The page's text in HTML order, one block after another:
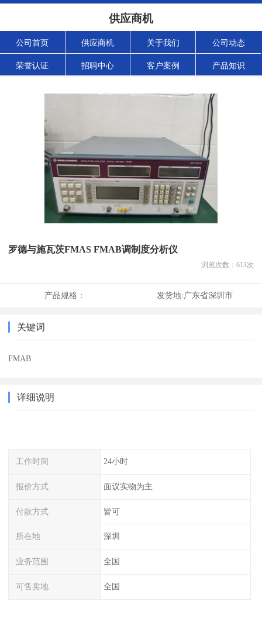
供应商机
公司首页 供应商机 关于我们 公司动态
荣誉认证 招聘中心 客户案例 产品知识
罗德与施瓦茨FMAS FMAB调制度分析仪
浏览次数： 613次
产品规格： 发货地:广东省深圳市
关键词
FMAB
详细说明
工作时间 24小时
报价方式 面议实物为主
付款方式 皆可
所在地 深圳
业务范围 全国
可售卖地 全国